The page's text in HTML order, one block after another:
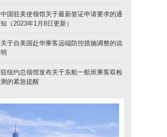
中国驻美使领馆关于最新签证申请要求的通
知（2023年1月8日更新）
关于自美国赴华乘客远端防控措施调整的说
明
驻纽约总领馆发布关于东航一航班乘客双检
测的紧急提醒